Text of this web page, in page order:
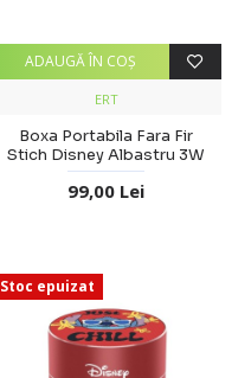
ERT
Boxa Portabila Fara Fir
Stich Disney Albastru 3W
99,00 Lei
ADAUGĂ ÎN COŞ
Stoc epuizat